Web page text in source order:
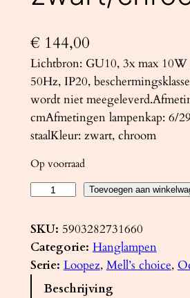
€ 144,00
Lichtbron: GU10, 3x max
50Hz, IP20,
wordt niet
cmAfmetingen lampenkap: 6/
staalKleur: zwart, chroom
Op voorraad
n
g
l
Toevoegen aan
SKU: 5903282731660
Categorie: Hanglampen
Serie: Loopez, Mell’s choice,
Beschrijving